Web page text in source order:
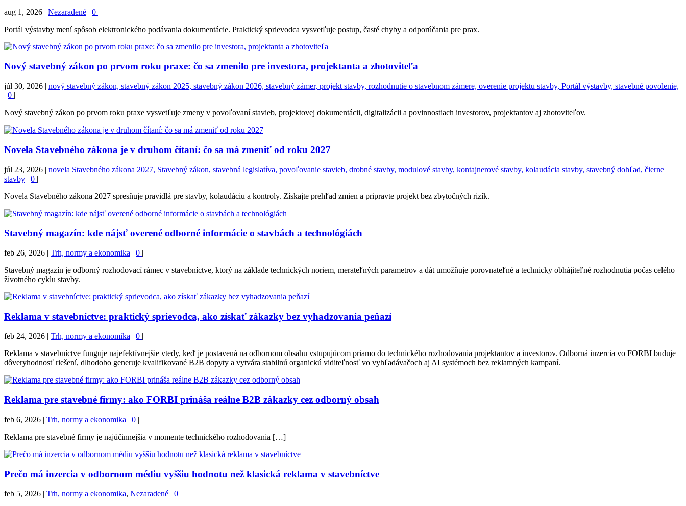
aug 1, 2026 | Nezaradené | 0 |
Portál výstavby mení spôsob elektronického podávania dokumentácie. Praktický sprievodca vysvetľuje postup, časté chyby a odporúčania pre prax.
Nový stavebný zákon po prvom roku praxe: čo sa zmenilo pre investora, projektanta a zhotoviteľa
júl 30, 2026 | nový stavebný zákon, stavebný zákon 2025, stavebný zákon 2026, stavebný zámer, projekt stavby, rozhodnutie o stavebnom zámere, overenie projektu stavby, Portál výstavby, stavebné povolenie,
| 0 |
Nový stavebný zákon po prvom roku praxe vysvetľuje zmeny v povoľovaní stavieb, projektovej dokumentácii, digitalizácii a povinnostiach investorov, projektantov aj zhotoviteľov.
Novela Stavebného zákona je v druhom čítaní: čo sa má zmeniť od roku 2027
júl 23, 2026 | novela Stavebného zákona 2027, Stavebný zákon, stavebná legislatíva, povoľovanie stavieb, drobné stavby, modulové stavby, kontajnerové stavby, kolaudácia stavby, stavebný dohľad, čierne
stavby | 0 |
Novela Stavebného zákona 2027 spresňuje pravidlá pre stavby, kolaudáciu a kontroly. Získajte prehľad zmien a pripravte projekt bez zbytočných rizík.
Stavebný magazín: kde nájsť overené odborné informácie o stavbách a technológiách
feb 26, 2026 | Trh, normy a ekonomika | 0 |
Stavebný magazín je odborný rozhodovací rámec v stavebníctve, ktorý na základe technických noriem, merateľných parametrov a dát umožňuje porovnateľné a technicky obhájiteľné rozhodnutia počas celého
životného cyklu stavby.
Reklama v stavebníctve: praktický sprievodca, ako získať zákazky bez vyhadzovania peňazí
feb 24, 2026 Trh, normy a ekonomika 0
Reklama v stavebníctve funguje najefektívnejšie vtedy, keď je postavená na odbornom obsahu vstupujúcom priamo do technického rozhodovania projektantov a investorov. Odborná inzercia vo FORBI buduje
dôveryhodnosť riešení, dlhodobo generuje kvalifikované B2B dopyty a vytvára stabilnú organickú viditeľnosť vo vyhľadávačoch aj AI systémoch bez reklamných kampaní.
Reklama pre stavebné firmy: ako FORBI prináša reálne B2B zákazky cez odborný obsah
feb 6, 2026 | Trh, normy a ekonomika | 0 |
Reklama pre stavebné firmy je najúčinnejšia v momente technického rozhodovania […]
Prečo má inzercia v odbornom médiu vyššiu hodnotu než klasická reklama v stavebníctve
feb 5, 2026 | Trh, normy a ekonomika, Nezaradené | 0 |